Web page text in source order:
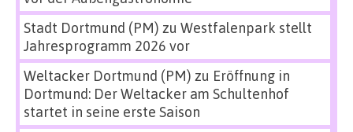
Stadt Dortmund (PM) zu Westfalenpark stellt
Jahresprogramm 2026 vor
Weltacker Dortmund (PM) zu Eröffnung in
Dortmund: Der Weltacker am Schultenhof
startet in seine erste Saison